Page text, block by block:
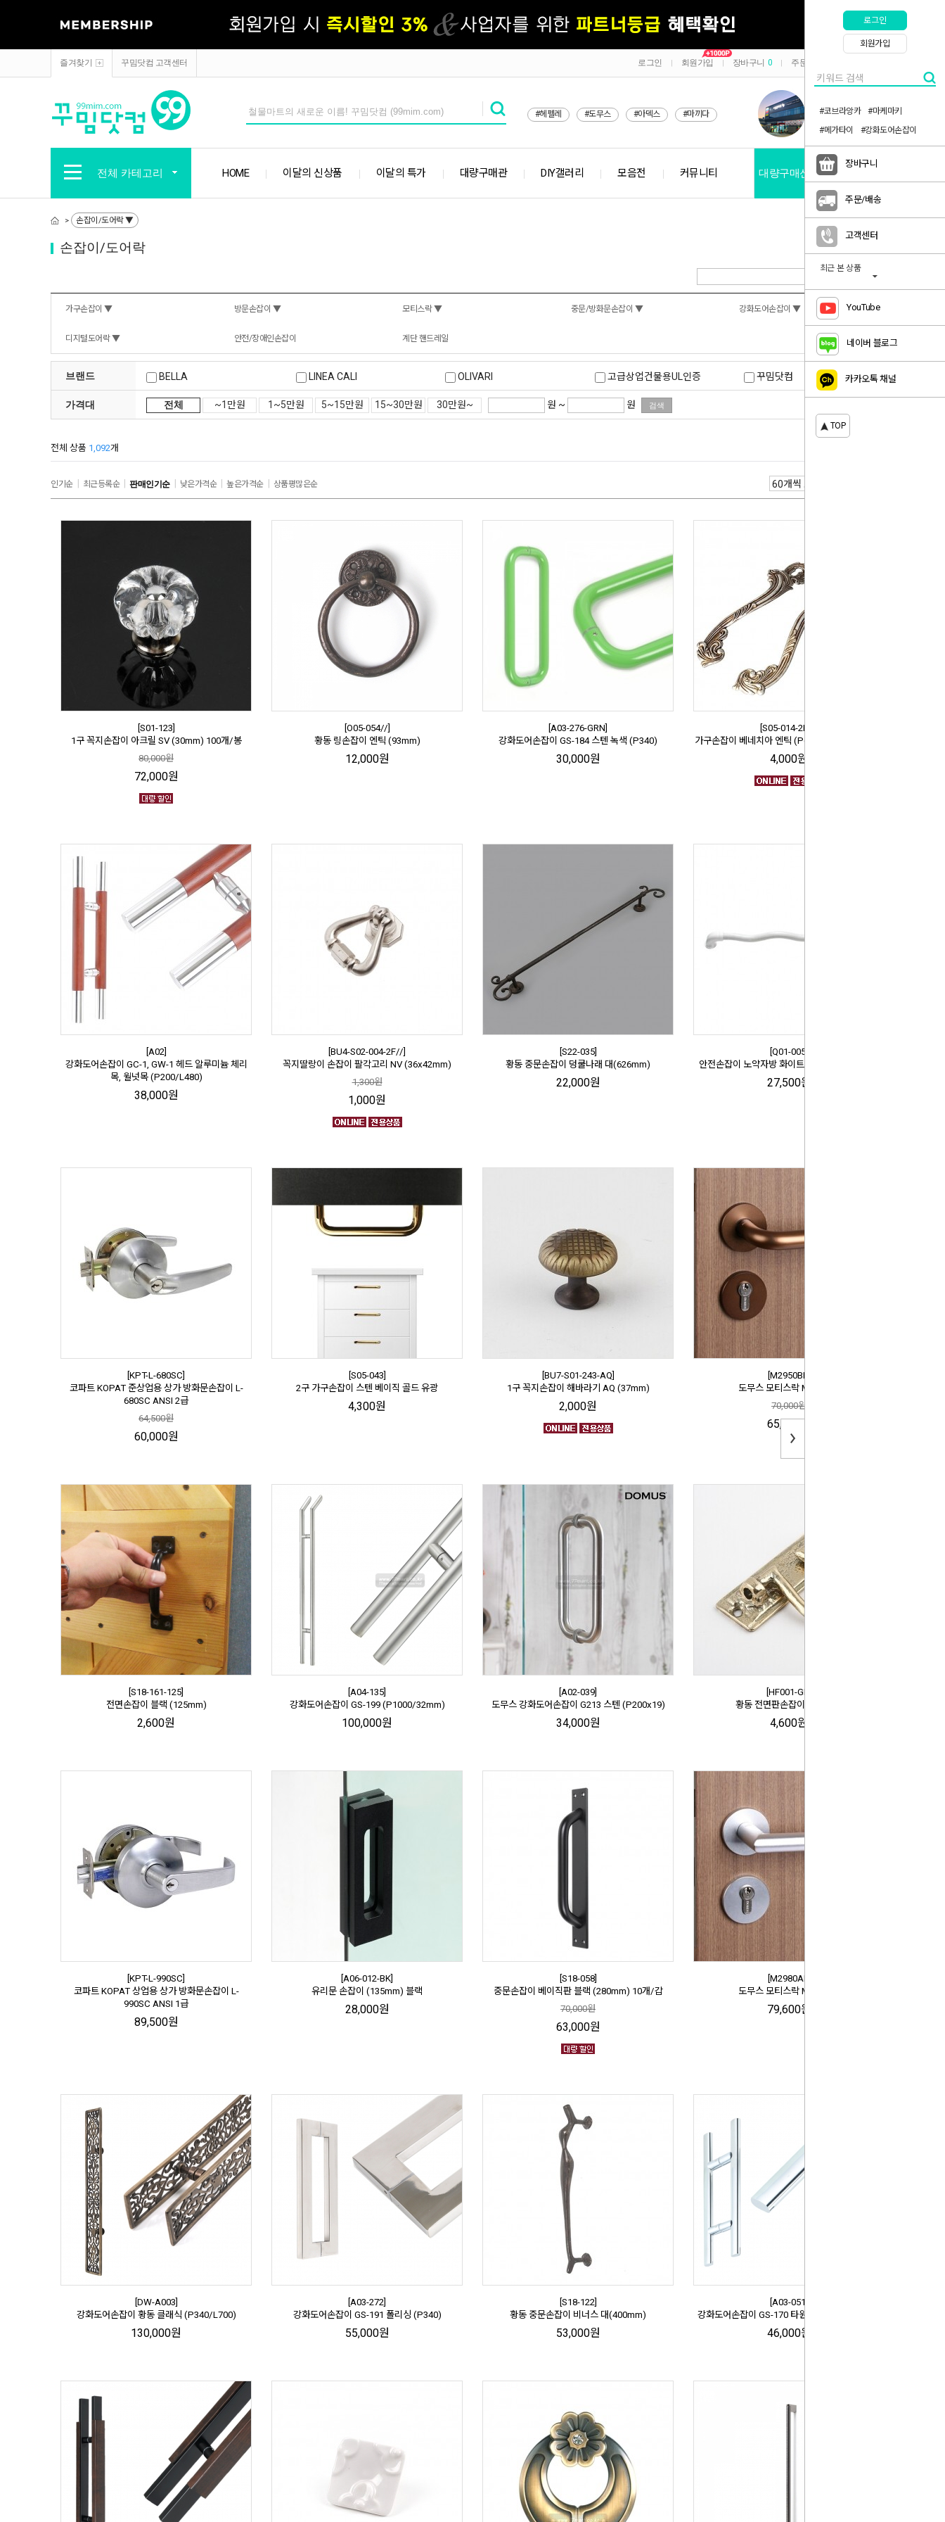
즐겨찾기 꾸밈닷컴 고객센터 로그인 회원가입 장바구니 0 주문/배송
#헤펠레 #도무스 #아덱스 #마끼다
전체 카테고리 HOME 이달의 신상품 이달의 특가 대량구매관 DIY갤러리 모음전 커뮤니티 대량구매신청
로그인
회원가입
#코브라앙카
#마케마키
#메가타이
#강화도어손잡이
장바구니
주문/배송
고객센터
최근 본 상품
YouTube
네이버 블로그
카카오톡 채널
TOP
> 손잡이/도어락 ▼
손잡이/도어락
가구손잡이 ▼ 방문손잡이 ▼ 모티스락 ▼ 중문/방화문손잡이 ▼ 강화도어손잡이 ▼
디지털도어락 ▼ 안전/장애인손잡이 계단 핸드레일
브랜드 BELLA LINEA CALI OLIVARI 고급상업건물용UL인증 꾸밈닷컴
꾸밈닷컴 직수입품 도무스 레바형
호페
가격대 전체 ~1만원 1~5만원 5~15만원 15~30만원 30만원~ 원 ~ 원
전체 상품 1,092개
인기순| 최근등록순| 판매인기순| 낮은가격순| 높은가격순| 상품평많은순
[S01-123]
1구 꼭지손잡이 아크릴 SV (30mm) 100개/봉
80,000원
72,000원
[O05-054//]
황동 링손잡이 엔틱 (93mm)
12,000원
[A03-276-GRN]
강화도어손잡이 GS-184 스텐 녹색 (P340)
30,000원
[S05-014-2F//]
가구손잡이 베네치아 엔틱 (P64mm) 좌우 2개세트
4,000원
[A02]
강화도어손잡이 GC-1, GW-1 헤드 알루미늄 체리
목, 월넛목 (P200/L480)
38,000원
[BU4-S02-004-2F//]
꼭지딸랑이 손잡이 팔각고리 NV (36x42mm)
1,300원
1,000원
[S22-035]
황동 중문손잡이 덩쿨나래 대(626mm)
22,000원
[Q01-005]
안전손잡이 노약자방 화이트 (830mm) Q01-005
27,500원
[KPT-L-680SC]
코파트 KOPAT 준상업용 상가 방화문손잡이 L-
680SC ANSI 2급
64,500원
60,000원
[S05-043]
2구 가구손잡이 스텐 베이직 골드 유광
4,300원
[BU7-S01-243-AQ]
1구 꼭지손잡이 해바라기 AQ (37mm)
2,000원
[M2950BR]
도무스 모티스락 M2950BR
70,000원
65,000원
[S18-161-125]
전면손잡이 블랙 (125mm)
2,600원
[A04-135]
강화도어손잡이 GS-199 (P1000/32mm)
100,000원
[A02-039]
도무스 강화도어손잡이 G213 스텐 (P200x19)
34,000원
[HF001-GD]
황동 전면판손잡이 편자 골드
4,600원
[KPT-L-990SC]
코파트 KOPAT 상업용 상가 방화문손잡이 L-
990SC ANSI 1급
89,500원
[A06-012-BK]
유리문 손잡이 (135mm) 블랙
28,000원
[S18-058]
중문손잡이 베이직판 블랙 (280mm) 10개/갑
70,000원
63,000원
[M2980AL]
도무스 모티스락 M2980AL
79,600원
[DW-A003]
강화도어손잡이 황동 클래식 (P340/L700)
130,000원
[A03-272]
강화도어손잡이 GS-191 폴리싱 (P340)
55,000원
[S18-122]
황동 중문손잡이 비너스 대(400mm)
53,000원
[A03-051]
강화도어손잡이 GS-170 타원 스텐 (P200/L400)
46,000원